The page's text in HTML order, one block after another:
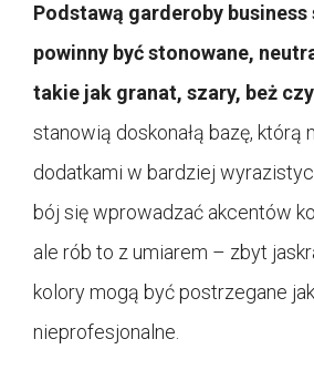
Podstawą garderoby business
powinny być stonowane,
takie jak granat, szary, beż
stanowią doskonałą bazę, którą
dodatkami w bardziej
bój się wprowadzać akcentów
ale rób to z umiarem – zbyt
kolory mogą być postrzegane
nieprofesjonalne.